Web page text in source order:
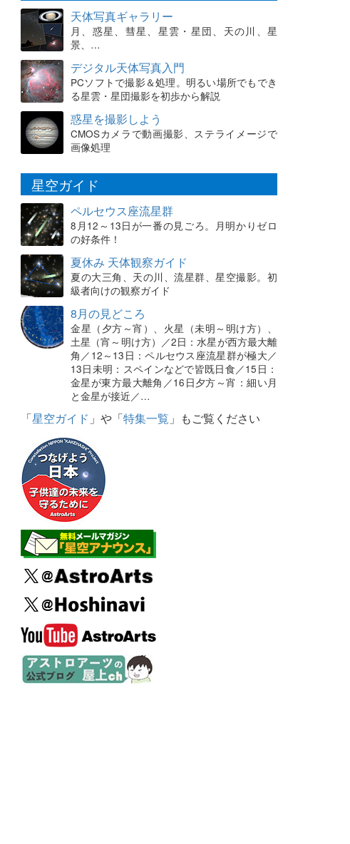
天体写真ギャラリー
月、惑星、彗星、星雲・星団、天の川、星
景、…
デジタル天体写真入門
PCソフトで撮影＆処理。明るい場所でもでき
る星雲・星団撮影を初歩から解説
惑星を撮影しよう
CMOSカメラで動画撮影、ステライメージで
画像処理
星空ガイド
ペルセウス座流星群
8月12～13日が一番の見ごろ。月明かりゼロ
の好条件！
夏休み 天体観察ガイド
夏の大三角、天の川、流星群、星空撮影。初
級者向けの観察ガイド
8月の見どころ
金星（夕方～宵）、火星（未明～明け方）、
土星（宵～明け方）／2日：水星が西方最大離
角／12～13日：ペルセウス座流星群が極大／
13日未明：スペインなどで皆既日食／15日：
金星が東方最大離角／16日夕方～宵：細い月
と金星が接近／…
「星空ガイド 」や「特集一覧 」もご覧ください